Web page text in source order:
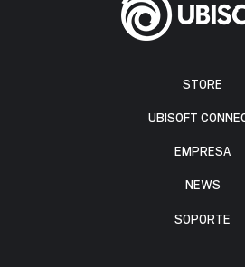
STORE
UBISOFT
EMPRESA
NEWS
SOPORTE